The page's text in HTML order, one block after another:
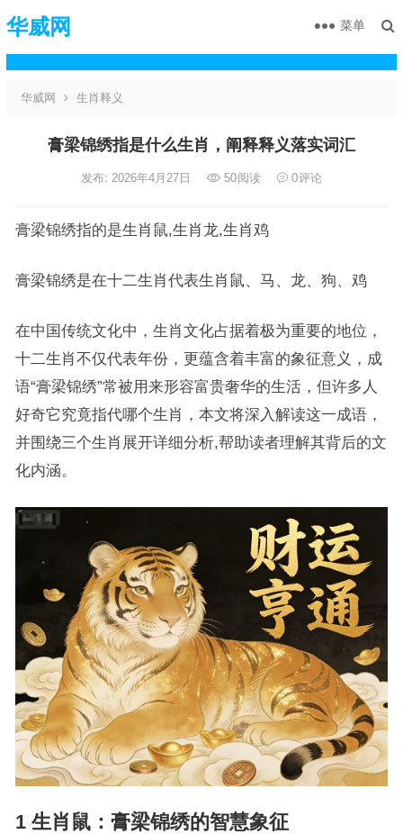
华威网 菜单
华威网 生肖释义
膏梁锦绣指是什么生肖，阐释释义落实词汇
发布: 2026年4月27日 50阅读 0评论
膏梁锦绣指的是生肖鼠,生肖龙,生肖鸡
膏梁锦绣是在十二生肖代表生肖鼠、马、龙、狗、鸡
在中国传统文化中，生肖文化占据着极为重要的地位，
十二生肖不仅代表年份，更蕴含着丰富的象征意义，成
语“膏梁锦绣”常被用来形容富贵奢华的生活，但许多人
好奇它究竟指代哪个生肖，本文将深入解读这一成语，
并围绕三个生肖展开详细分析,帮助读者理解其背后的文
化内涵。
1 生肖鼠：膏梁锦绣的智慧象征